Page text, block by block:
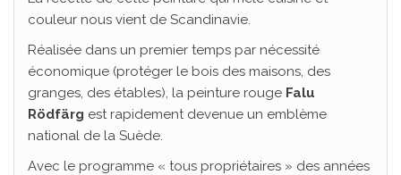
couleur nous vient de Scandinavie.
Réalisée dans un premier temps par nécessité
économique (protéger le bois des maisons, des
granges, des étables), la peinture rouge Falu
Rödfärg est rapidement devenue un emblème
national de la Suède.
Avec le programme « tous propriétaires » des années